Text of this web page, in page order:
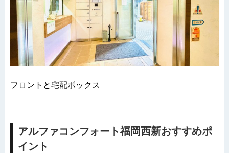
フロントと宅配ボックス
アルファコンフォート福岡西新おすすめポ
イント